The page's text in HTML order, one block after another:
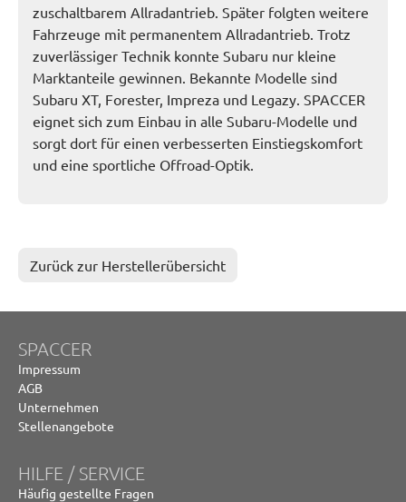
zuschaltbarem Allradantrieb. Später folgten weitere
Fahrzeuge mit permanentem Allradantrieb. Trotz
zuverlässiger Technik konnte Subaru nur kleine
Marktanteile gewinnen. Bekannte Modelle sind
Subaru XT, Forester, Impreza und Legazy. SPACCER
eignet sich zum Einbau in alle Subaru-Modelle und
sorgt dort für einen verbesserten Einstiegskomfort
und eine sportliche Offroad-Optik.
Zurück zur Herstellerübersicht
SPACCER
Impressum
AGB
Unternehmen
Stellenangebote
HILFE / SERVICE
Häufig gestellte Fragen